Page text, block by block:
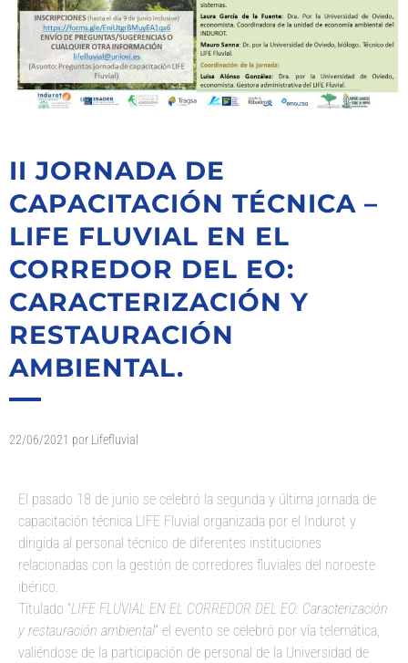
II JORNADA DE
CAPACITACIÓN TÉCNICA –
LIFE FLUVIAL EN EL
CORREDOR DEL EO:
CARACTERIZACIÓN Y
RESTAURACIÓN
AMBIENTAL.
22/06/2021 por Lifefluvial
El pasado 18 de junio se celebró la segunda y última jornada de
capacitación técnica LIFE Fluvial organizada por el Indurot y
dirigida al personal técnico de diferentes instituciones
relacionadas con la gestión de corredores fluviales del noroeste
ibérico.
Titulado “LIFE FLUVIAL EN EL CORREDOR DEL EO: Caracterización
y restauración ambiental” el evento se celebró por vía telemática,
valiéndose de la participación de personal de la Universidad de